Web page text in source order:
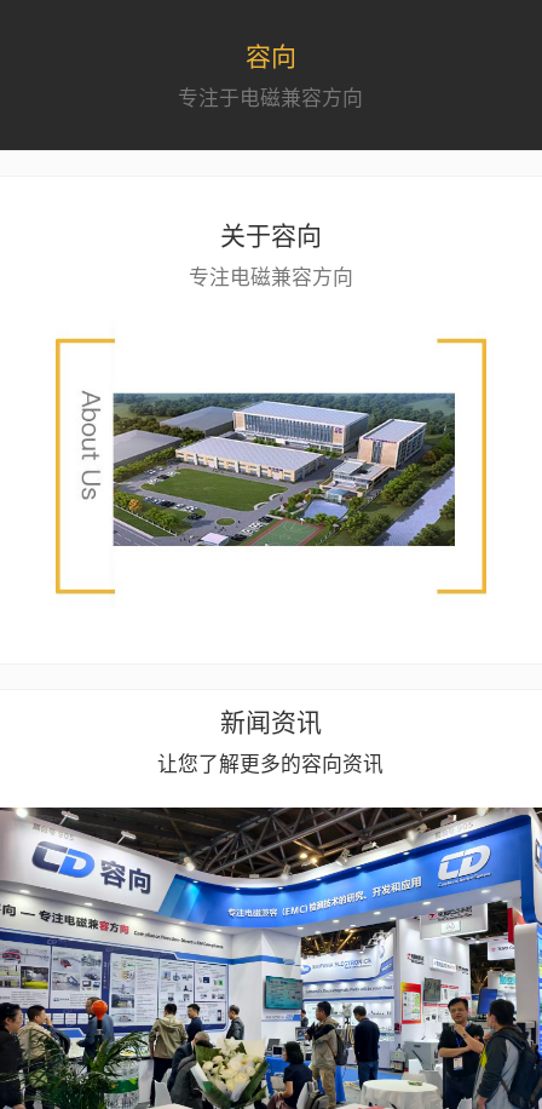
容向
专注于电磁兼容方向
关于容向
专注电磁兼容方向
新闻资讯
让您了解更多的容向资讯